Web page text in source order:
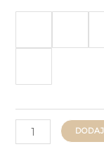
ilość
Czekolada